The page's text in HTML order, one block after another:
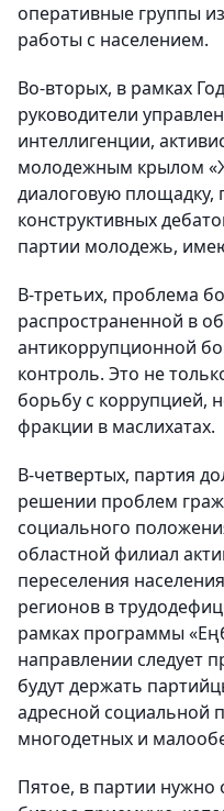
оперативные группы
работы с населением.
Во-вторых, в рамках
руководители
интеллигенции,
молодежным крылом
диалоговую площадку,
конструктивных
партии молодежь,
В-третьих, проблема
распространенной в
антикоррупционной
контроль. Это не
борьбу с коррупцией,
фракции в маслихатах.
В-четвертых, партия
решении проблем
социального
областной филиал
переселения
регионов в
рамках программы
направлении следует
будут держать
адресной социальной
многодетных и
Пятое, в партии